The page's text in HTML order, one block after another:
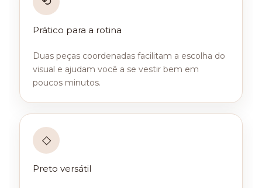
Prático para a rotina
Duas peças coordenadas facilitam a escolha do
visual e ajudam você a se vestir bem em
poucos minutos.
◇
Preto versátil